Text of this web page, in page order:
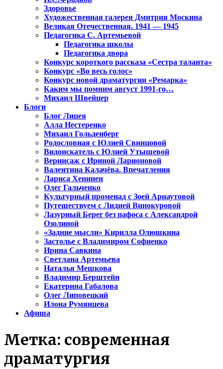
Здоровье
Художественная галерея Дмитрия Москина
Великая Отечественная. 1941 — 1945
Педагогика С. Артемьевой
Педагогика школы
Педагогика двора
Конкурс короткого рассказа «Сестра таланта»
Конкурс «Во весь голос»
Конкурс новой драматургии «Ремарка»
Каким мы помним август 1991-го…
Михаил Швейцер
Блоги
Блог Лицея
Алла Нестеренко
Михаил Гольденберг
Родословная с Юлией Свинцовой
Видоискатель с Юлией Утышевой
Вернисаж с Ириной Ларионовой
Валентина Калачёва. Впечатления
Лариса Хенинен
Олег Гальченко
Культурный променад с Зоей Арнаутовой
Путешествуем с Лидией Винокуровой
Лазурный Берег без пафоса с Александрой
Озолиной
«Задние мысли» Кирилла Олюшкина
Застолье с Владимиром Софиенко
Ирина Савкина
Светлана Артемьева
Наталья Мешкова
Владимир Берштейн
Екатерина Габалова
Олег Липовецкий
Илона Румянцева
Афиша
Метка: современная
драматургия